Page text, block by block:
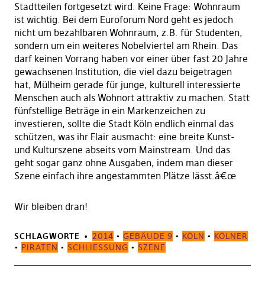
Stadtteilen fortgesetzt wird. Keine Frage: Wohnraum
ist wichtig. Bei dem Euroforum Nord geht es jedoch
nicht um bezahlbaren Wohnraum, z.B. für Studenten,
sondern um ein weiteres Nobelviertel am Rhein. Das
darf keinen Vorrang haben vor einer über fast 20 Jahre
gewachsenen Institution, die viel dazu beigetragen
hat, Mülheim gerade für junge, kulturell interessierte
Menschen auch als Wohnort attraktiv zu machen. Statt
fünfstellige Beträge in ein Markenzeichen zu
investieren, sollte die Stadt Köln endlich einmal das
schützen, was ihr Flair ausmacht: eine breite Kunst-
und Kulturszene abseits vom Mainstream. Und das
geht sogar ganz ohne Ausgaben, indem man dieser
Szene einfach ihre angestammten Plätze lässt.â€œ
Wir bleiben dran!
SCHLAGWORTE 2014 • GEBÄUDE 9 • KÖLN • KÖLNER
• PIRATEN • SCHLIESSUNG • SZENE